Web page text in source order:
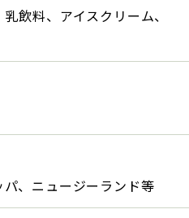
飲料、アイスクリーム、
、ニュージーランド等